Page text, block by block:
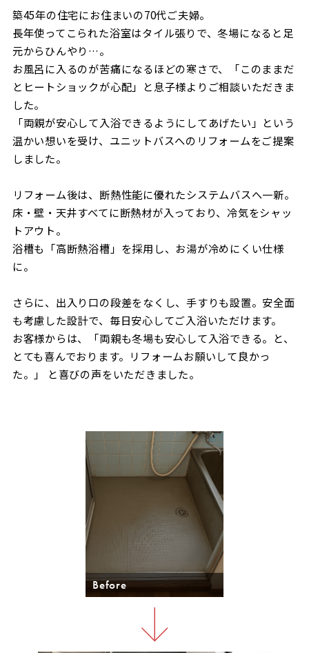
築45年の住宅にお住まいの70代ご夫婦。
長年使ってこられた浴室はタイル張りで、冬場になると足
元からひんやり…。
お風呂に入るのが苦痛になるほどの寒さで、「このままだ
とヒートショックが心配」と息子様よりご相談いただきま
した。
「両親が安心して入浴できるようにしてあげたい」という
温かい想いを受け、ユニットバスへのリフォームをご提案
しました。
リフォーム後は、断熱性能に優れたシステムバスへ一新。
床・壁・天井すべてに断熱材が入っており、冷気をシャッ
トアウト。
浴槽も「高断熱浴槽」を採用し、お湯が冷めにくい仕様
に。
さらに、出入り口の段差をなくし、手すりも設置。安全面
も考慮した設計で、毎日安心してご入浴いただけます。
お客様からは、「両親も冬場も安心して入浴できる。と、
とても喜んでおります。リフォームお願いして良かっ
た。」 と喜びの声をいただきました。
Before